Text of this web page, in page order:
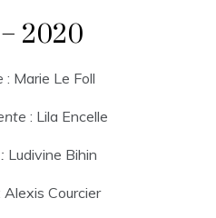
2020
: Marie Le Foll
: Lila Encelle
Ludivine Bihin
Alexis Courcier